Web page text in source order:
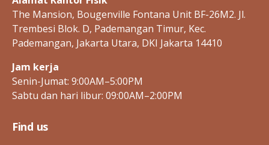
The Mansion, Bougenville Fontana Unit BF-26M2. Jl.
Trembesi Blok. D, Pademangan Timur, Kec.
Pademangan, Jakarta Utara, DKI Jakarta 14410
Jam kerja
Senin-Jumat: 9:00AM–5:00PM
Sabtu dan hari libur: 09:00AM–2:00PM
Find us